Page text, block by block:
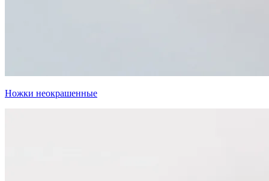
Ножки неокрашенные